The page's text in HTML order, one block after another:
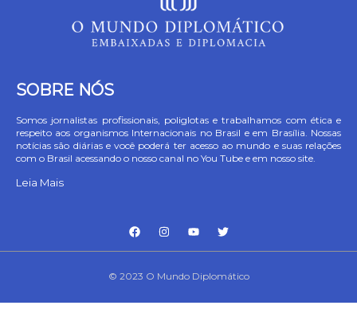
SOBRE NÓS
Somos jornalistas profissionais, poliglotas e trabalhamos com ética e
respeito aos organismos Internacionais no Brasil e em Brasília. Nossas
notícias são diárias e você poderá ter acesso ao mundo e suas relações
com o Brasil acessando o nosso canal no You Tube e em nosso site.
Leia Mais
© 2023 O Mundo Diplomático